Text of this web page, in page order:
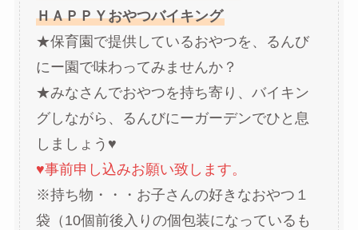
ＨＡＰＰＹおやつバイキング
★保育園で提供しているおやつを、るんび
にー園で味わってみませんか？
★みなさんでおやつを持ち寄り、バイキン
グしながら、るんびにーガーデンでひと息
しましょう♥
♥事前申し込みお願い致します。
※持ち物・・・お子さんの好きなおやつ１
袋（10個前後入りの個包装になっているも